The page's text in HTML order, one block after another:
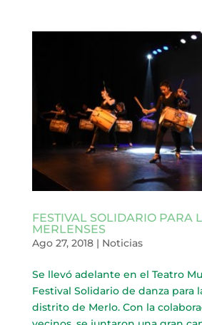
FESTIVAL SOLIDARIO PARA
MERLENSES
Ago 27, 2018| Noticias
Se llevó adelante en el Teatro
Festival Solidario de danza para
distrito de Merlo. Con la